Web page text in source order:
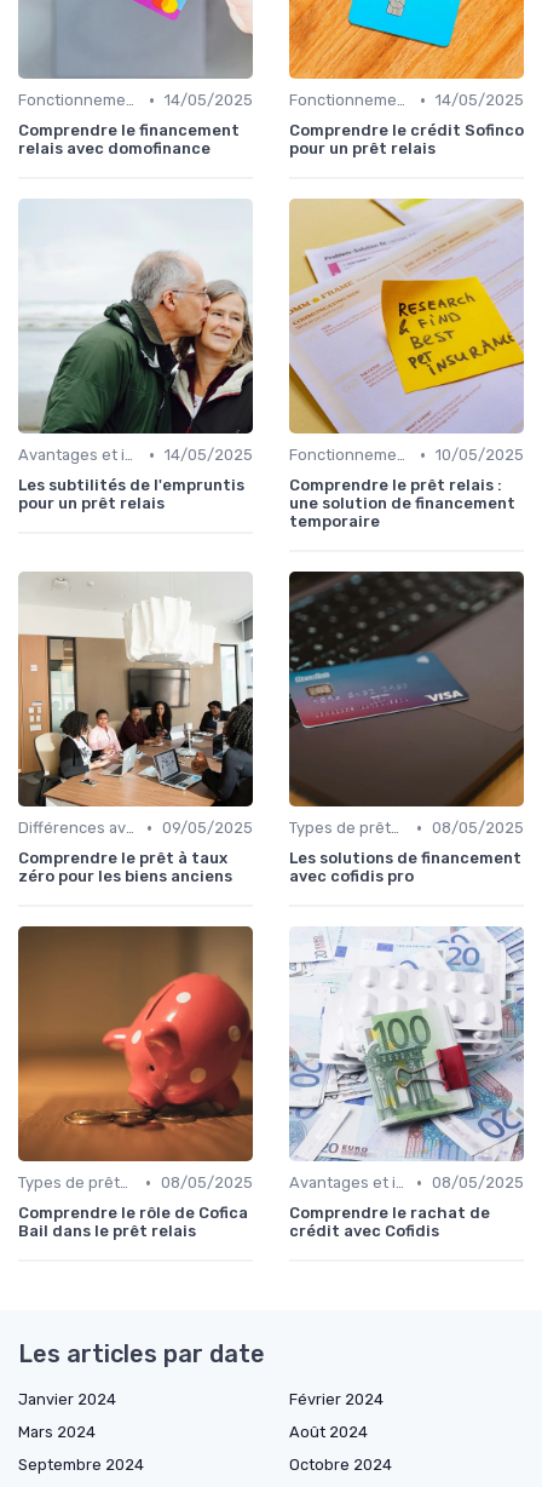
Fonctionnement du prêt relais • 14/05/2025
Comprendre le financement
relais avec domofinance
Fonctionnement du prêt relais • 14/05/2025
Comprendre le crédit Sofinco
pour un prêt relais
Avantages et inconvénients • 14/05/2025
Les subtilités de l'empruntis
pour un prêt relais
Fonctionnement du prêt relais • 10/05/2025
Comprendre le prêt relais :
une solution de financement
temporaire
Différences avec d'autres prêts immobiliers • 09/05/2025
Comprendre le prêt à taux
zéro pour les biens anciens
Types de prêts relais • 08/05/2025
Les solutions de financement
avec cofidis pro
Types de prêts relais • 08/05/2025
Comprendre le rôle de Cofica
Bail dans le prêt relais
Avantages et inconvénients • 08/05/2025
Comprendre le rachat de
crédit avec Cofidis
Les articles par date
Janvier 2024
Février 2024
Mars 2024
Août 2024
Septembre 2024
Octobre 2024